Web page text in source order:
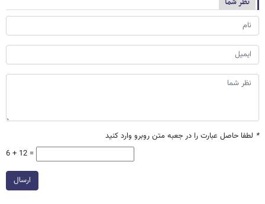
* لطفا حاصل عبارت را در جعبه متن روبرو وارد کنید
6 + 12 =
ارسال